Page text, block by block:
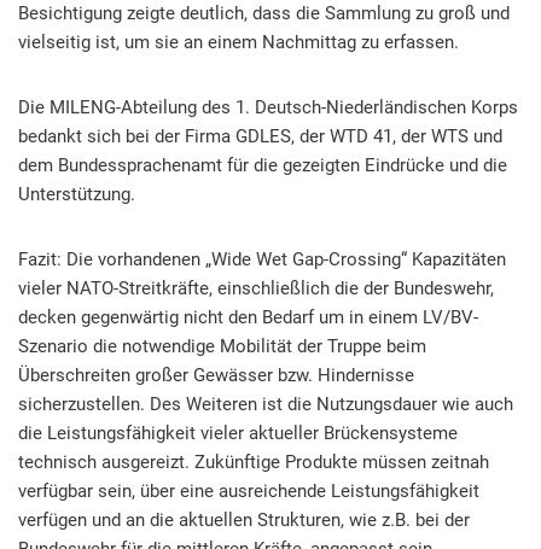
Besichtigung zeigte deutlich, dass die Sammlung zu groß und
vielseitig ist, um sie an einem Nachmittag zu erfassen.
Die MILENG-Abteilung des 1. Deutsch-Niederländischen Korps
bedankt sich bei der Firma GDLES, der WTD 41, der WTS und
dem Bundessprachenamt für die gezeigten Eindrücke und die
Unterstützung.
Fazit: Die vorhandenen „Wide Wet Gap-Crossing“ Kapazitäten
vieler NATO-Streitkräfte, einschließlich die der Bundeswehr,
decken gegenwärtig nicht den Bedarf um in einem LV/BV-
Szenario die notwendige Mobilität der Truppe beim
Überschreiten großer Gewässer bzw. Hindernisse
sicherzustellen. Des Weiteren ist die Nutzungsdauer wie auch
die Leistungsfähigkeit vieler aktueller Brückensysteme
technisch ausgereizt. Zukünftige Produkte müssen zeitnah
verfügbar sein, über eine ausreichende Leistungsfähigkeit
verfügen und an die aktuellen Strukturen, wie z.B. bei der